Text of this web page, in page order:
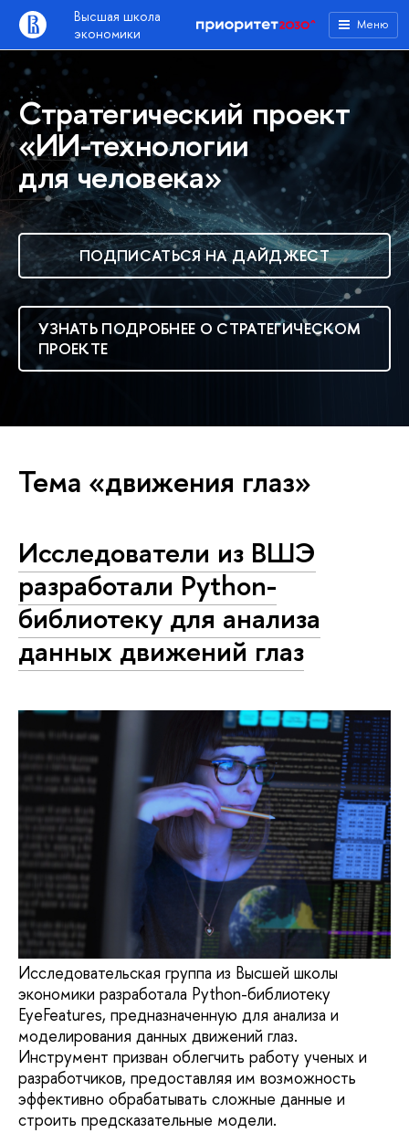
Высшая школа
экономики
Меню
Стратегический проект
«ИИ-технологии
для человека»
ПОДПИСАТЬСЯ НА ДАЙДЖЕСТ
УЗНАТЬ ПОДРОБНЕЕ О СТРАТЕГИЧЕСКОМ
ПРОЕКТЕ
Тема «движения глаз»
Исследователи из ВШЭ
разработали Python-
библиотеку для анализа
данных движений глаз
Исследовательская группа из Высшей школы
экономики разработала Python-библиотеку
EyeFeatures, предназначенную для анализа и
моделирования данных движений глаз.
Инструмент призван облегчить работу ученых и
разработчиков, предоставляя им возможность
эффективно обрабатывать сложные данные и
строить предсказательные модели.